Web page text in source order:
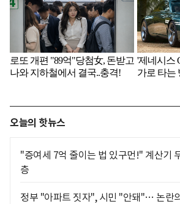
오늘의 핫뉴스
"증여세 7억 줄이는 법 있구먼!" 계산기
층
정부 "아파트 짓자", 시민 "안돼"… 논란